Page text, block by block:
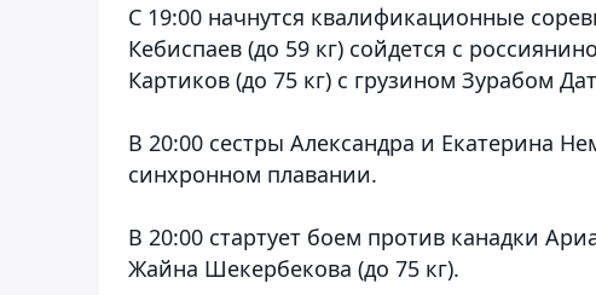
С 19:00 начнутся квалификационные
Кебиспаев (до 59 кг) сойдется с
Картиков (до 75 кг) с грузином Зурабом
В 20:00 сестры Александра и Екатерина
синхронном плавании.
В 20:00 стартует боем против канадки
Жайна Шекербекова (до 75 кг).